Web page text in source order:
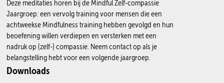
Deze meditaties horen bij de Mindful Zelf-compassie
Jaargroep: een vervolg training voor mensen die een
achtweekse Mindfulness training hebben gevolgd en hun
beoefening willen verdiepen en versterken met een
nadruk op (zelf-) compassie. Neem contact op als je
belangstelling hebt voor een volgende jaargroep.
Downloads